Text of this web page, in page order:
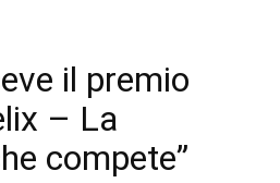
il premio
– La
compete”